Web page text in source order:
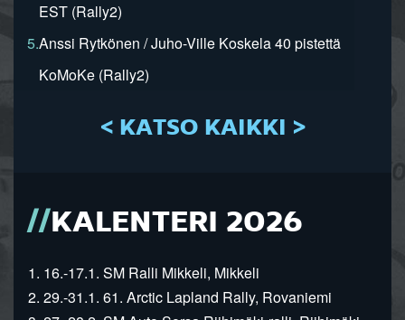
EST (Rally2)
5.Anssi Rytkönen / Juho-Ville Koskela 40 pistettä
KoMoKe (Rally2)
< KATSO KAIKKI >
KALENTERI 2026
1. 16.-17.1. SM Ralli Mikkeli, Mikkeli
2. 29.-31.1. 61. Arctic Lapland Rally, Rovaniemi